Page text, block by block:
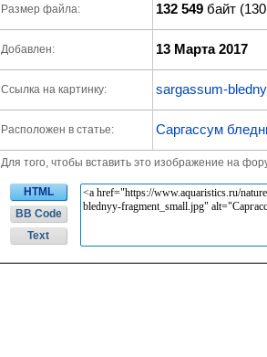
Размер файла: 132 549 байт
Добавлен: 13 Марта 2017
Ссылка на картинку: sargassum-
Расположен в статье: Саргассум
Для того, чтобы вставить это изображение на
HTML
BB Code
Text